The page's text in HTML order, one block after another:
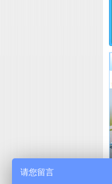
请您留言